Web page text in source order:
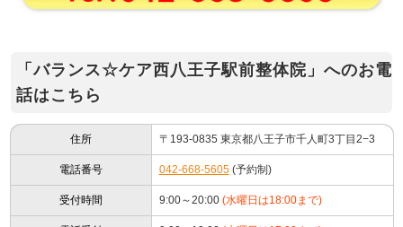
「バランス☆ケア西八王子駅前整体院」へのお電
話はこちら
住所 〒193-0835 東京都八王子市千人町3丁目2−3
電話番号 042-668-5605(予約制)
受付時間 9:00～20:00 (水曜日は18:00まで)